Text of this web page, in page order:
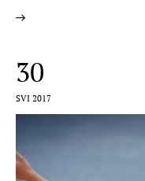
30
SVI 2017